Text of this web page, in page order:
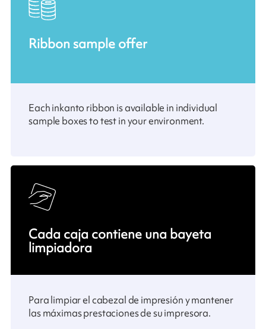
Ribbon sample offer
Each inkanto ribbon is available in individual
sample boxes to test in your environment.
Cada caja contiene una bayeta
limpiadora
Para limpiar el cabezal de impresión y mantener
las máximas prestaciones de su impresora.